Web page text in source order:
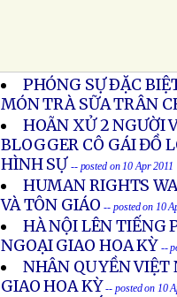
PHÓNG SỰ ÐẶC
MÓN TRÀ SỮA TRÂN
HOÃN XỬ 2 NGƯỜI
BLOGGER CÔ GÁI ĐỒ
HÌNH SỰ -- posted on 10 Apr 2011
HUMAN RIGHTS
VÀ TÔN GIÁO-- posted on 10
HÀ NỘI LÊN TIẾNG
NGOẠI GIAO HOA KỲ --
NHÂN QUYỀN VIỆT
GIAO HOA KỲ -- posted on 10